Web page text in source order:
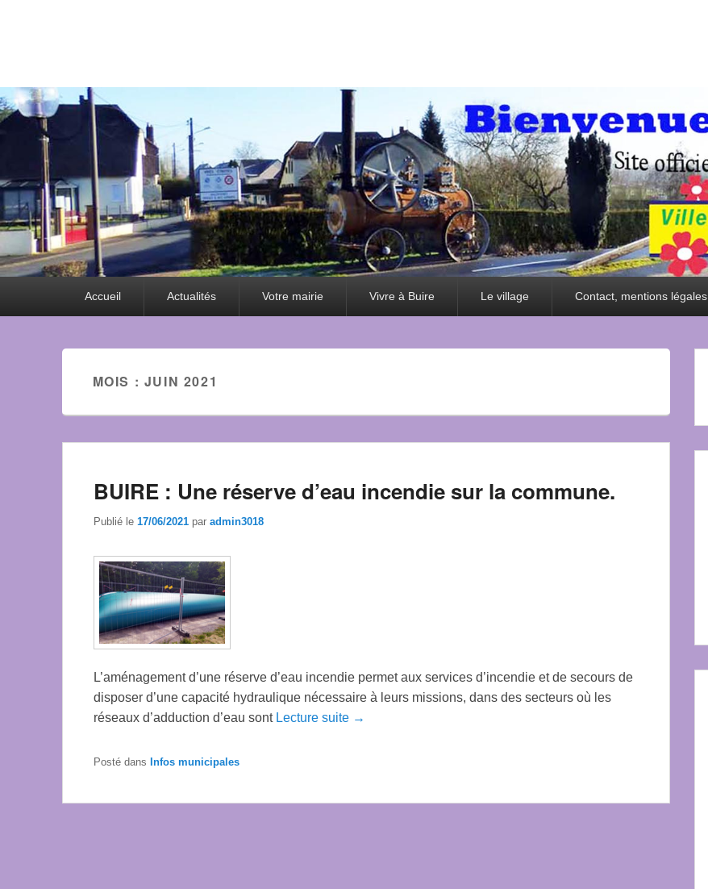
Accueil Actualités Votre mairie Vivre à Buire Le village Contact, mentions légales.
MOIS : JUIN 2021
BUIRE : Une réserve d’eau incendie sur la commune.
Publié le 17/06/2021 par admin3018
L’aménagement d’une réserve d’eau incendie permet aux services d’incendie et de secours de
disposer d’une capacité hydraulique nécessaire à leurs missions, dans des secteurs où les
réseaux d’adduction d’eau sont Lecture suite →
Posté dans Infos municipales